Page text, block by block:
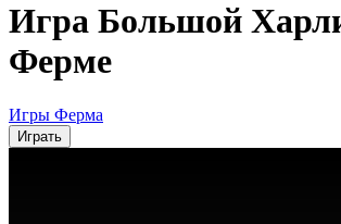
Игра Большой
Ферме
Игры Ферма
Играть